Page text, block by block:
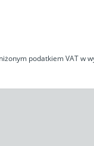
podatkiem VAT w